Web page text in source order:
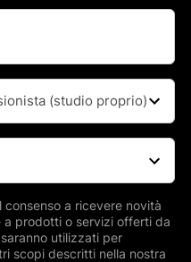
a ricevere novità
prodotti o servizi offerti da
utilizzati per
scopi descritti nella nostra